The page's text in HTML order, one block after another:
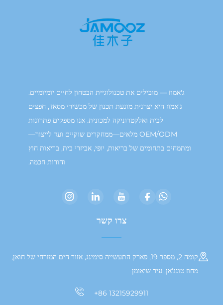
ג'אמוז — מובילים את טכנולוגיית הבטחון לחיים יומיומיים.
ג'אמוז היא יצרנית מונעת תכנון של מכשירי מסאז', חפצים
לבית ואלקטרוניקה למכונית. אנו מספקים פתרונות
OEM/ODM מלאים—ממחקרים שוקיים ועד לייצור—
בתחומים של בריאות, יופי, אביזרי בית, בריאות חוץ
והורות חכמה.
קומה 2, מספר 19, פארק התעשייה סימינג, אזור הים המזרחי של חואן,
טונג'אן, עיר שיאומן
+86 13215929911